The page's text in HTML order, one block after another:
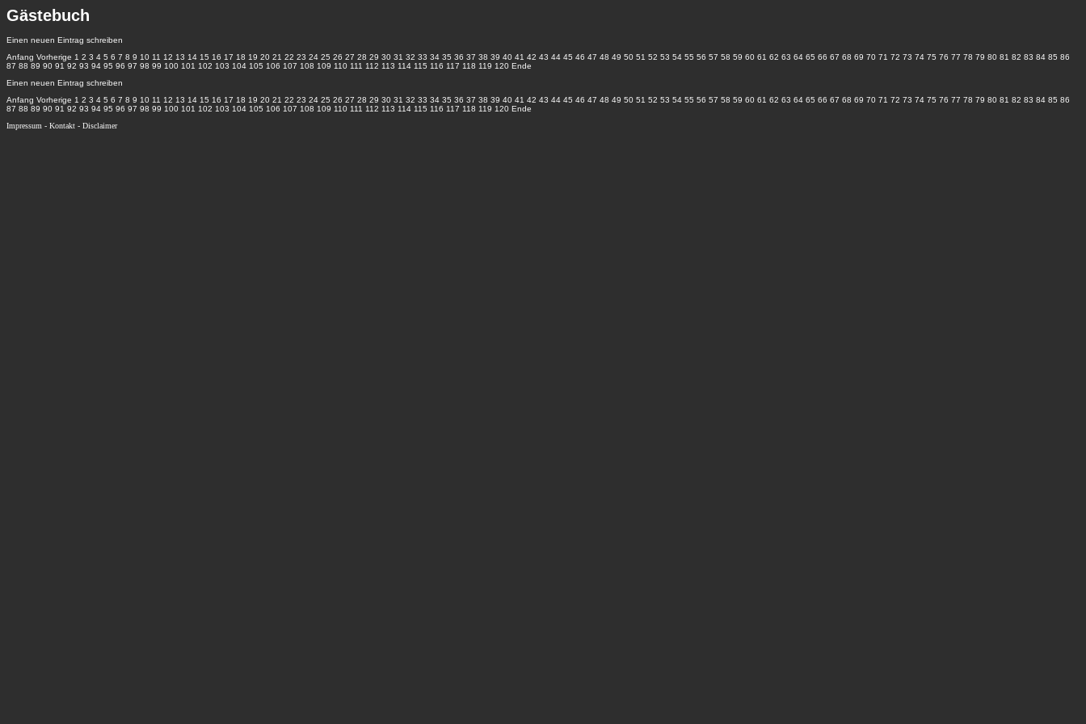
Gästebuch
Einen neuen Eintrag schreiben
Anfang Vorherige 1 2 3 4 5 6 7 8 9 10 11 12 13 14 15 16 17 18 19 20 21 22 23 24 25 26 27 28 29 30 31 32 33 34 35 36 37 38 39 40 41 42 43 44 45 46 47 48 49 50 51 52 53 54 55 56 57 58 59 60 61 62 63 64 65 66 67 68 69 70 71 72 73 74 75 76 77 78 79 80 81 82 83 84 85 86
87 88 89 90 91 92 93 94 95 96 97 98 99 100 101 102 103 104 105 106 107 108 109 110 111 112 113 114 115 116 117 118 119 120 Ende
Einen neuen Eintrag schreiben
Anfang Vorherige 1 2 3 4 5 6 7 8 9 10 11 12 13 14 15 16 17 18 19 20 21 22 23 24 25 26 27 28 29 30 31 32 33 34 35 36 37 38 39 40 41 42 43 44 45 46 47 48 49 50 51 52 53 54 55 56 57 58 59 60 61 62 63 64 65 66 67 68 69 70 71 72 73 74 75 76 77 78 79 80 81 82 83 84 85 86
87 88 89 90 91 92 93 94 95 96 97 98 99 100 101 102 103 104 105 106 107 108 109 110 111 112 113 114 115 116 117 118 119 120 Ende
Impressum - Kontakt - Disclaimer